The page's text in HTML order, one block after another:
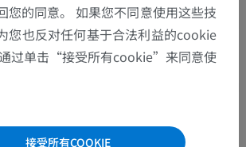
剖学
您的同意。 如果您不同意使用这些技
您也反对任何基于合法利益的cookie
过单击“接受所有cookie”来同意使
接受所有COOKIE